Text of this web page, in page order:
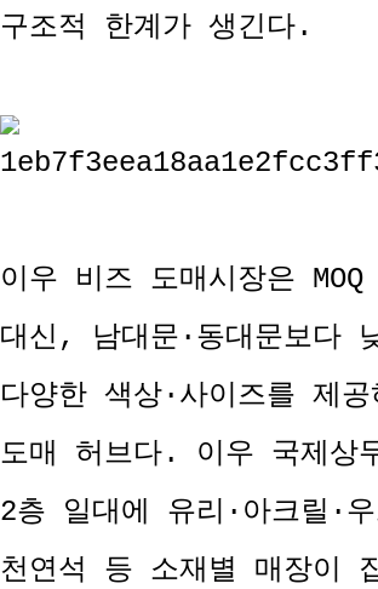
구조적 한계가 생긴다.
이우 비즈 도매시장은
대신, 남대문·동대문보다
다양한 색상·사이즈를 제
도매 허브다. 이우 국제상
2층 일대에 유리·아크릴·우
천연석 등 소재별 매장이